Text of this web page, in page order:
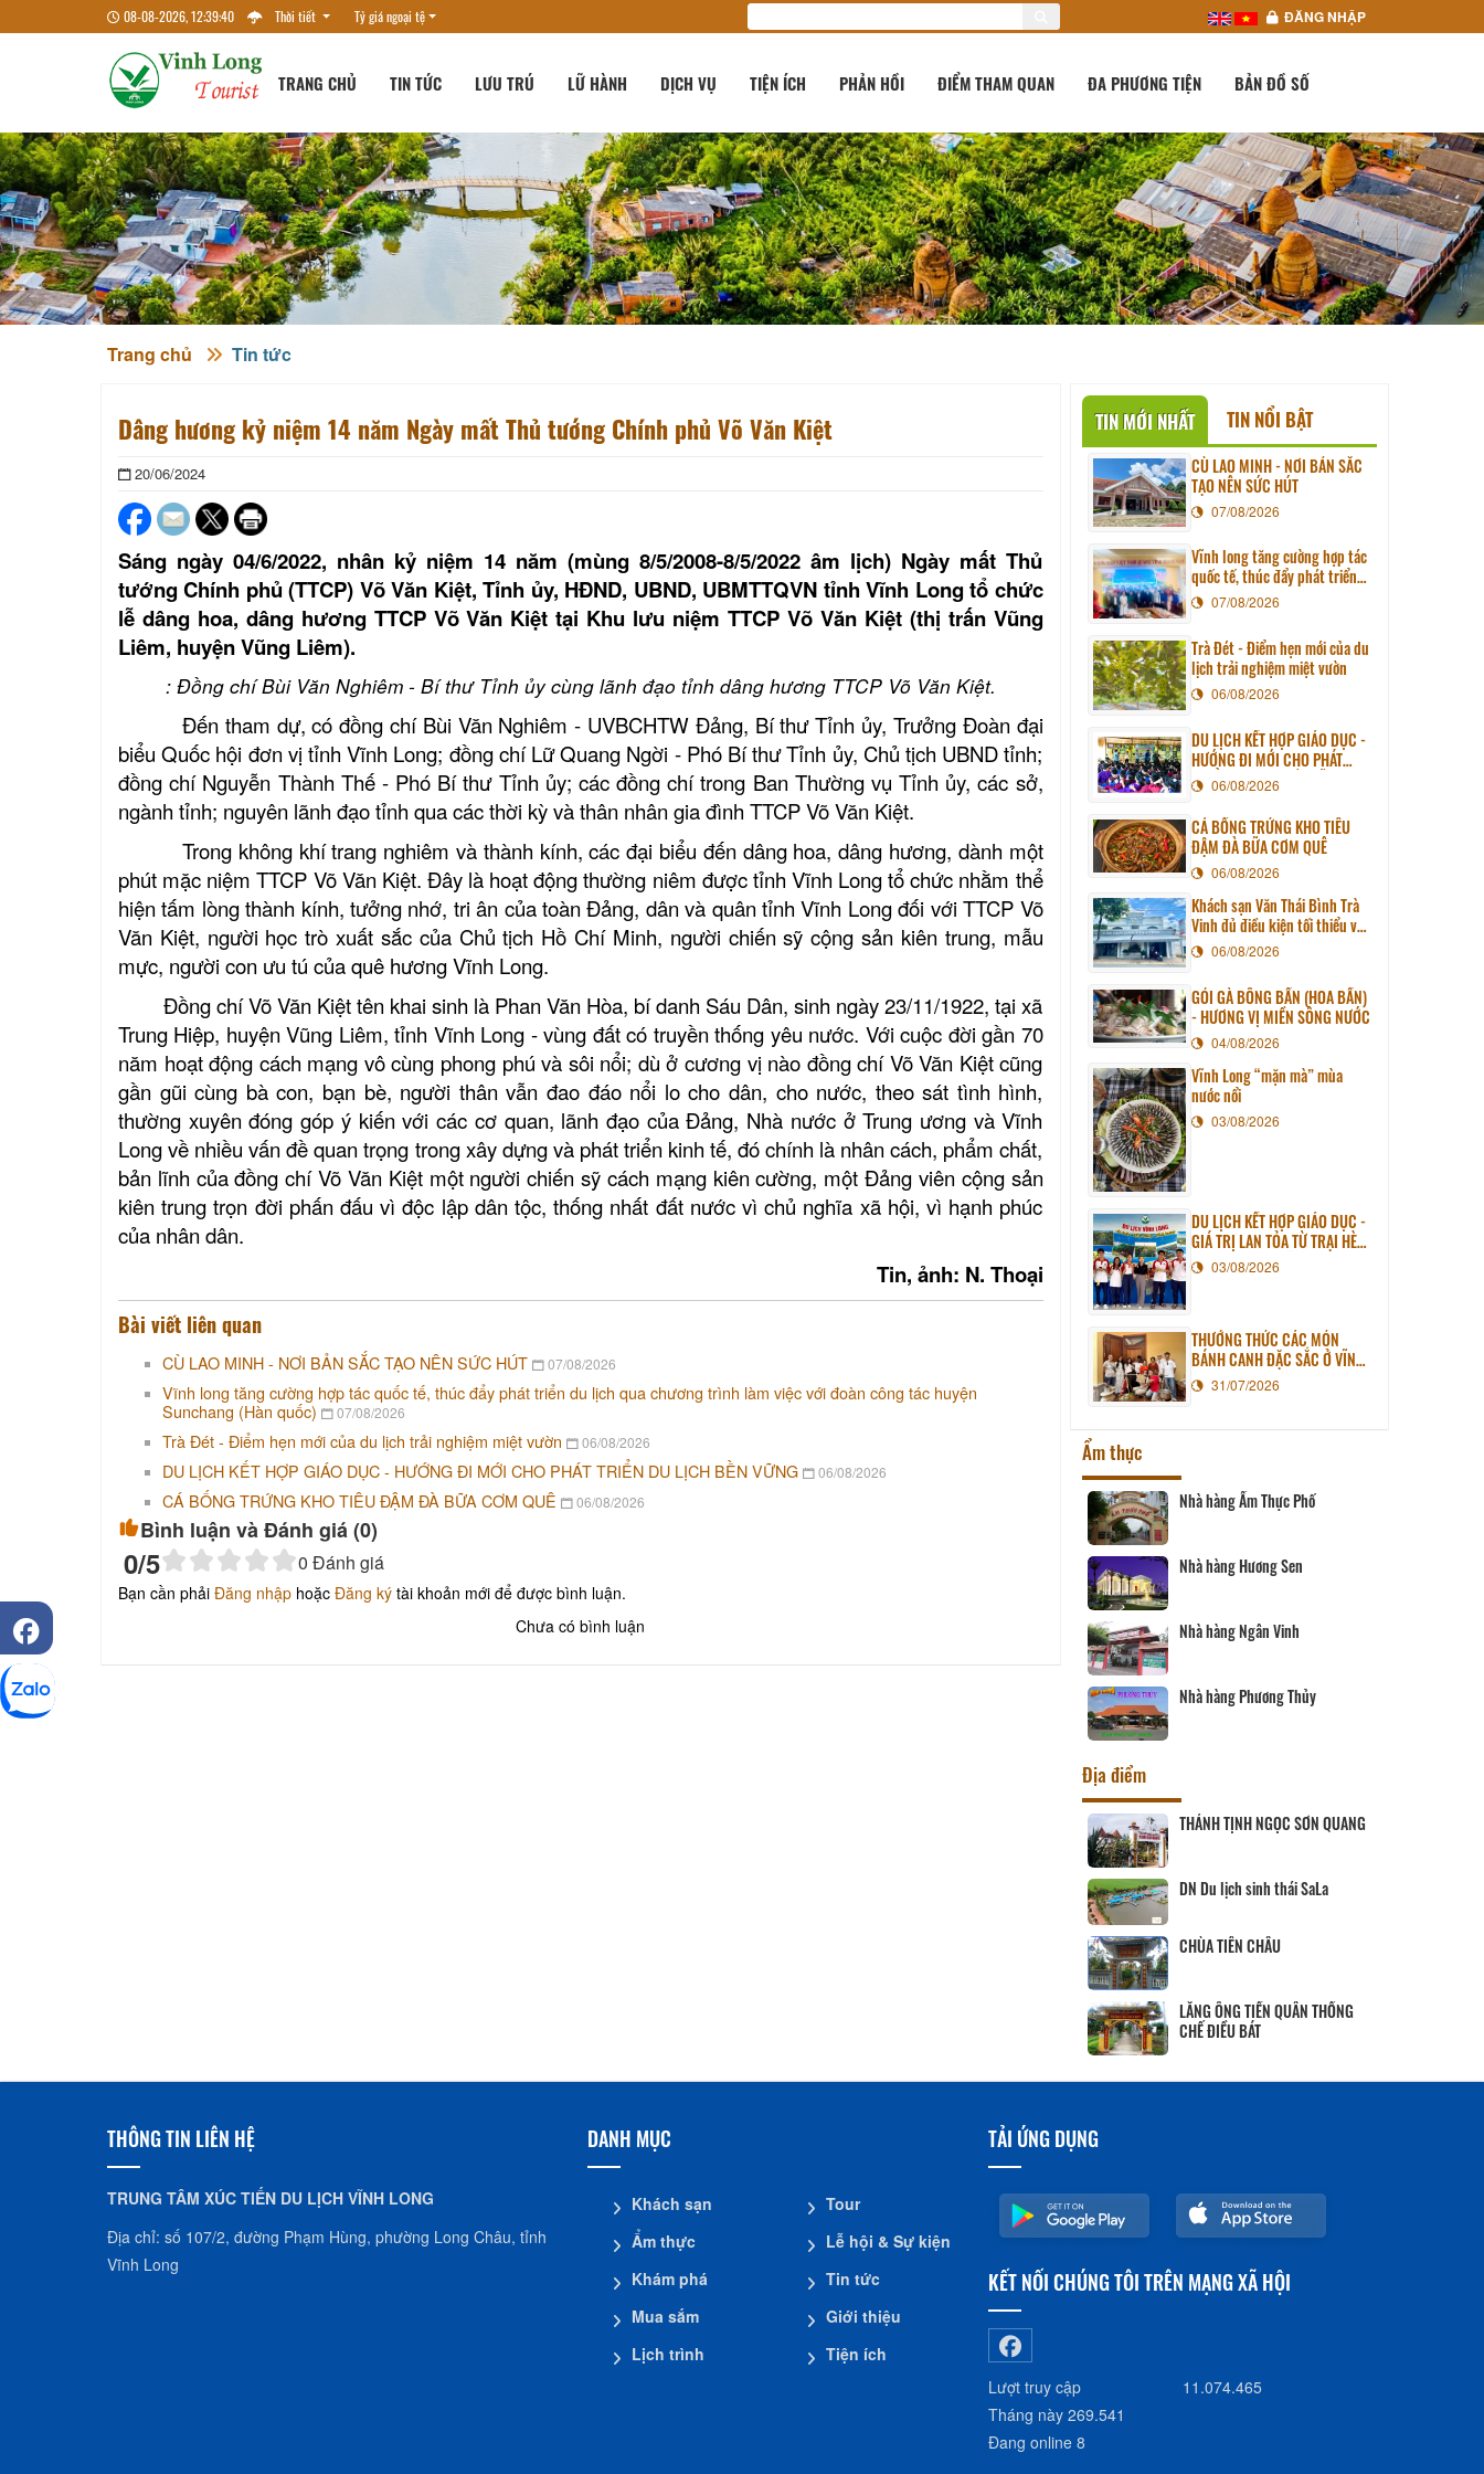
08-08-2026, 12:39:41 Thời tiết Tỷ giá ngoại tệ ĐĂNG NHẬP
TRANG CHỦ TIN TỨC LƯU TRÚ LỮ HÀNH DỊCH VỤ TIỆN ÍCH PHẢN HỒI ĐIỂM THAM QUAN ĐA PHƯƠNG TIỆN BẢN ĐỒ SỐ
Trang chủ Tin tức
Dâng hương kỷ niệm 14 năm Ngày mất Thủ tướng Chính phủ Võ Văn Kiệt
20/06/2024
Sáng ngày 04/6/2022, nhân kỷ niệm 14 năm (mùng 8/5/2008-8/5/2022 âm lịch) Ngày mất Thủ
tướng Chính phủ (TTCP) Võ Văn Kiệt,Tỉnh ủy, HĐND, UBND, UBMTTQVN tỉnh Vĩnh Long tổ chức
lễ dâng hoa, dâng hương TTCP Võ Văn Kiệt tại Khu lưu niệm TTCP Võ Văn Kiệt (thị trấn Vũng
Liêm, huyện Vũng Liêm).
: Đồng chí Bùi Văn Nghiêm - Bí thư Tỉnh ủy cùng lãnh đạo tỉnh dâng hương TTCP Võ Văn Kiệt.
Đến tham dự, có đồng chí Bùi Văn Nghiêm - UVBCHTW Đảng, Bí thư Tỉnh ủy, Trưởng Đoàn đại
biểu Quốc hội đơn vị tỉnh Vĩnh Long; đồng chí Lữ Quang Ngời - Phó Bí thư Tỉnh ủy, Chủ tịch UBND tỉnh;
đồng chí Nguyễn Thành Thế - Phó Bí thư Tỉnh ủy; các đồng chí trong Ban Thường vụ Tỉnh ủy, các sở,
ngành tỉnh; nguyên lãnh đạo tỉnh qua các thời kỳ và thân nhân gia đình TTCP Võ Văn Kiệt.
Trong không khí trang nghiêm và thành kính, các đại biểu đến dâng hoa, dâng hương, dành một
phút mặc niệm TTCP Võ Văn Kiệt. Đây là hoạt động thường niêm được tỉnh Vĩnh Long tổ chức nhằm thể
hiện tấm lòng thành kính, tưởng nhớ, tri ân của toàn Đảng, dân và quân tỉnh Vĩnh Long đối với TTCP Võ
Văn Kiệt, người học trò xuất sắc của Chủ tịch Hồ Chí Minh, người chiến sỹ cộng sản kiên trung, mẫu
mực, người con ưu tú của quê hương Vĩnh Long.
Đồng chí Võ Văn Kiệt tên khai sinh là Phan Văn Hòa, bí danh Sáu Dân, sinh ngày 23/11/1922, tại xã
Trung Hiệp, huyện Vũng Liêm, tỉnh Vĩnh Long - vùng đất có truyền thống yêu nước. Với cuộc đời gần 70
năm hoạt động cách mạng vô cùng phong phú và sôi nổi; dù ở cương vị nào đồng chí Võ Văn Kiệt cũng
gần gũi cùng bà con, bạn bè, người thân vẫn đao đáo nổi lo cho dân, cho nước, theo sát tình hình,
thường xuyên đóng góp ý kiến với các cơ quan, lãnh đạo của Đảng, Nhà nước ở Trung ương và Vĩnh
Long về nhiều vấn đề quan trọng trong xây dựng và phát triển kinh tế, đó chính là nhân cách, phẩm chất,
bản lĩnh của đồng chí Võ Văn Kiệt một người chiến sỹ cách mạng kiên cường, một Đảng viên cộng sản
kiên trung trọn đời phấn đấu vì độc lập dân tộc, thống nhất đất nước vì chủ nghĩa xã hội, vì hạnh phúc
của nhân dân.
Tin, ảnh: N. Thoại
Bài viết liên quan
CÙ LAO MINH - NƠI BẢN SẮC TẠO NÊN SỨC HÚT 07/08/2026
Vĩnh long tăng cường hợp tác quốc tế, thúc đẩy phát triển du lịch qua chương trình làm việc với đoàn công tác huyện
Sunchang (Hàn quốc)
07/08/2026
Trà Đét - Điểm hẹn mới của du lịch trải nghiệm miệt vườn 06/08/2026
DU LỊCH KẾT HỢP GIÁO DỤC - HƯỚNG ĐI MỚI CHO PHÁT TRIỂN DU LỊCH BỀN VỮNG 06/08/2026
CÁ BỐNG TRỨNG KHO TIÊU ĐẬM ĐÀ BỮA CƠM QUÊ 06/08/2026
Bình luận và Đánh giá (0)
0/5 0 Đánh giá
Bạn cần phải Đăng nhập hoặc Đăng ký tài khoản mới để được bình luận.
Chưa có bình luận
TIN MỚI NHẤT TIN NỔI BẬT
CÙ LAO MINH - NƠI BẢN SẮC
TẠO NÊN SỨC HÚT
07/08/2026
Vĩnh long tăng cường hợp tác
quốc tế, thúc đẩy phát triển
du lịch qua chương trình làm
việc với đoàn công tác huyện
Sunchang (Hàn quốc)
07/08/2026
Trà Đét - Điểm hẹn mới của du
lịch trải nghiệm miệt vườn
06/08/2026
DU LỊCH KẾT HỢP GIÁO DỤC -
HƯỚNG ĐI MỚI CHO PHÁT
TRIỂN DU LỊCH BỀN VỮNG
06/08/2026
CÁ BỐNG TRỨNG KHO TIÊU
ĐẬM ĐÀ BỮA CƠM QUÊ
06/08/2026
Khách sạn Văn Thái Bình Trà
Vinh đủ điều kiện tối thiểu về
cơ sở vật chất kỹ thuật và
dịch vụ của cơ sở lưu trú du
lịch
06/08/2026
GỎI GÀ BÔNG BẦN (HOA BẦN)
- HƯƠNG VỊ MIỀN SÔNG NƯỚC
04/08/2026
Vĩnh Long “mặn mà” mùa
nước nổi
03/08/2026
DU LỊCH KẾT HỢP GIÁO DỤC -
GIÁ TRỊ LAN TỎA TỪ TRẠI HÈ
PHƯƠNG NAM NĂM 2026
03/08/2026
THƯỞNG THỨC CÁC MÓN
BÁNH CANH ĐẶC SẮC Ở VĨNH
LONG31/07/2026
Ẩm thực
Nhà hàng Ẩm Thực Phố
Nhà hàng Hương Sen
Nhà hàng Ngân Vinh
Nhà hàng Phương Thủy
Địa điểm
THÁNH TỊNH NGỌC SƠN QUANG
DN Du lịch sinh thái SaLa
CHÙA TIÊN CHÂU
LĂNG ÔNG TIỀN QUÂN THỐNG
CHÙA PHƯỚC HẬU
Cơ sở sản xuất và kinh doanh
THÔNG TIN LIÊN HỆ
TRUNG TÂM XÚC TIẾN DU LỊCH VĨNH LONG
Địa chỉ: số 107/2, đường Phạm Hùng, phường Long Châu, tỉnh
Vĩnh Long
DANH MỤC
Khách sạn
Ẩm thực
Khám phá
Mua sắm
Lịch trình
Tour
Lễ hội & Sự kiện
Tin tức
Giới thiệu
Tiện ích
TẢI ỨNG DỤNG
KẾT NỐI CHÚNG TÔI TRÊN MẠNG XÃ HỘI
Lượt truy cập
11.074.465
Tháng này 269.541
Đang online 8